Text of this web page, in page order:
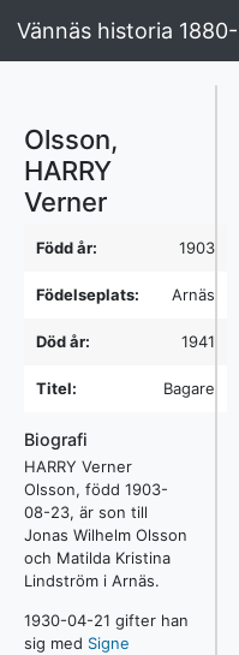
Vännäs historia
Olsson,
HARRY
Verner
Född år: 1903
Födelseplats: Arnäs
Död år: 1941
Titel: Bagare
Biografi
HARRY Verner
Olsson, född 1903-
08-23, är son till
Jonas Wilhelm Olsson
och Matilda Kristina
Lindström i Arnäs.
1930-04-21 gifter han
sig med Signe